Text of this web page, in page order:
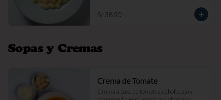
S/ 38.90
Sopas y Cremas
Crema de Tomate
Crema a base de tomates, cebolla, ajo y